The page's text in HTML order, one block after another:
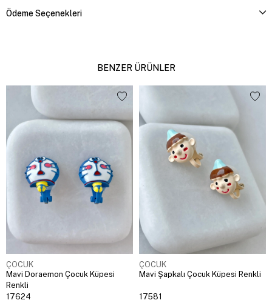
Ödeme Seçenekleri
BENZER ÜRÜNLER
ÇOCUK
Mavi Doraemon Çocuk Küpesi
Renkli
17624
ÇOCUK
Mavi Şapkalı Çocuk Küpesi Renkli
17581